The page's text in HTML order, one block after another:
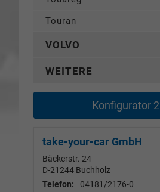
Touran
VOLVO
WEITERE
Konfigurator 2
take-your-car GmbH
Bäckerstr. 24
D-21244 Buchholz
Telefon:
04181/2176-0